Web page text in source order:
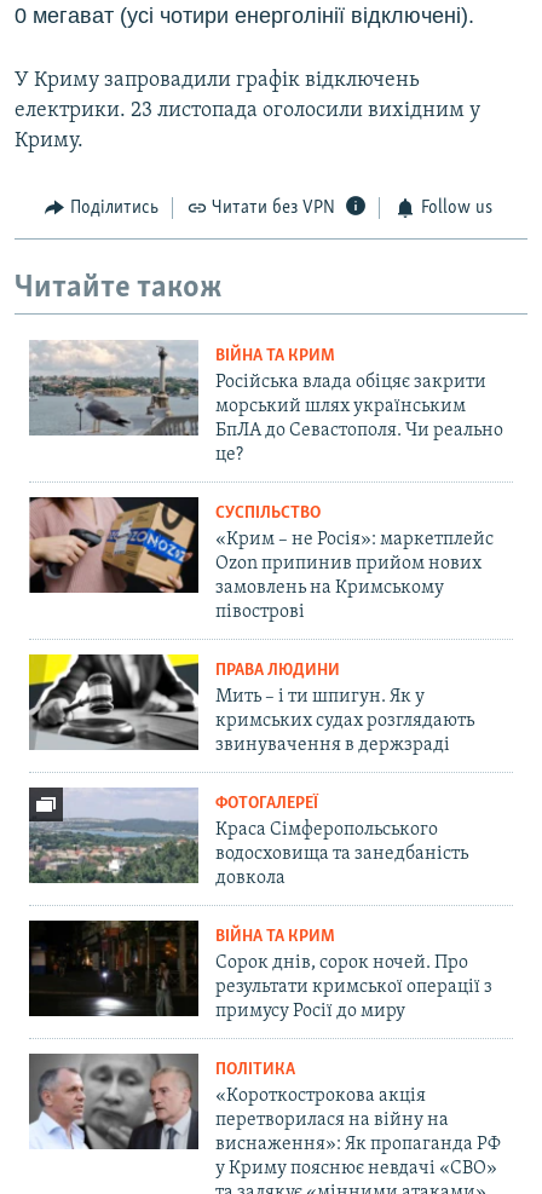
0 мегават (усі чотири енерголінії відключені).
У Криму запровадили графік відключень
електрики. 23 листопада оголосили вихідним у
Криму.
Поділитись Читати без VPN Follow us
Читайте також
ВІЙНА ТА КРИМ
Російська влада обіцяє закрити
морський шлях українським
БпЛА до Севастополя. Чи реально
це?
СУСПІЛЬСТВО
«Крим – не Росія»: маркетплейс
Ozon припинив прийом нових
замовлень на Кримському
півострові
ПРАВА ЛЮДИНИ
Мить – і ти шпигун. Як у
кримських судах розглядають
звинувачення в держзраді
ФОТОГАЛЕРЕЇ
Краса Сімферопольського
водосховища та занедбаність
довкола
ВІЙНА ТА КРИМ
Сорок днів, сорок ночей. Про
результати кримської операції з
примусу Росії до миру
ПОЛІТИКА
«Короткострокова акція
перетворилася на війну на
виснаження»: Як пропаганда РФ
у Криму пояснює невдачі «СВО»